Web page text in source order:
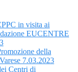
in visita ai
EUCENTRE
della
7.03.2023
Centri di